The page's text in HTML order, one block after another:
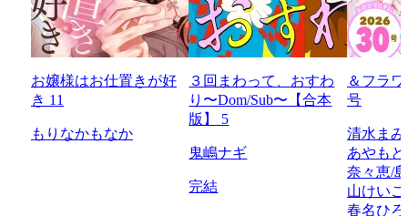
お嬢様はお仕置きが好
き 11
もりなかもなか
３回まわって、おすわ
り〜Dom/Sub〜【合本
版】 5
鬼嶋ナギ
完結
＆フラ
号
清水ま
あやも
奈々恵/
山けい
春名ひ